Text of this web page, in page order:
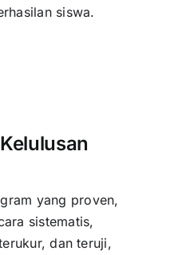
siswa.
yang proven,
sistematis,
dan teruji,